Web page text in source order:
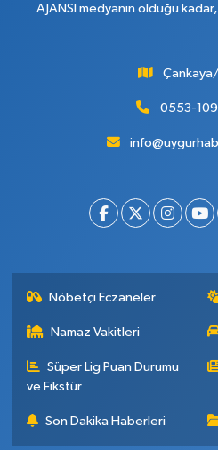
AJANSI medyanın olduğu
0553-
Nöbetçi Eczaneler
Namaz Vakitleri
Süper Lig Puan Durumu
ve Fikstür
Son Dakika Haberleri